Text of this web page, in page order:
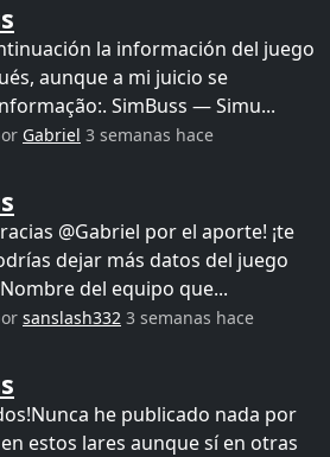
la información del juego
aunque a mi juicio se
SimBuss — Simu...
Gabriel 3 semanas hace
@Gabriel por el aporte! ¡te
dejar más datos del juego
del equipo que...
sanslash332 3 semanas hace
he publicado nada por
estos lares aunque sí en otras